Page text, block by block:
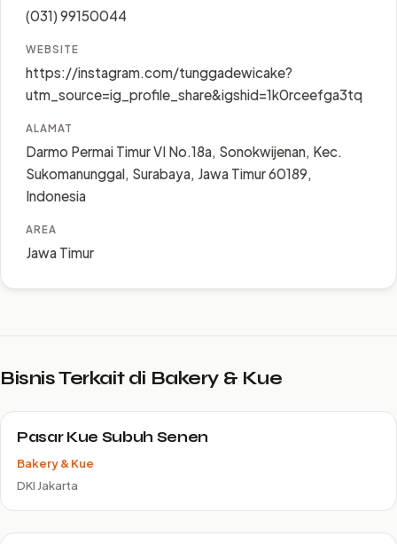
(031) 99150044
WEBSITE
https://instagram.com/tunggadewicake?
utm_source=ig_profile_share&igshid=1k0rceefga3tq
ALAMAT
Darmo Permai Timur VI No.18a, Sonokwijenan, Kec.
Sukomanunggal, Surabaya, Jawa Timur 60189,
Indonesia
AREA
Jawa Timur
Bisnis Terkait di Bakery & Kue
Pasar Kue Subuh Senen
Bakery & Kue
DKI Jakarta